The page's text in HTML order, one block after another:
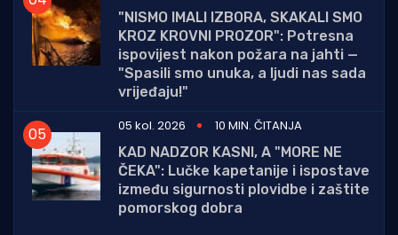
"NISMO IMALI IZBORA, SKAKALI SMO
KROZ KROVNI PROZOR": Potresna
ispovijest nakon požara na jahti —
"Spasili smo unuka, a ljudi nas sada
vrijeđaju!"
05 kol. 2026
10 MIN. ČITANJA
KAD NADZOR KASNI, A "MORE NE
ČEKA": Lučke kapetanije i ispostave
između sigurnosti plovidbe i zaštite
pomorskog dobra